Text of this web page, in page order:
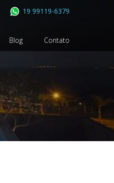
Blog Contato
19 99119-6379